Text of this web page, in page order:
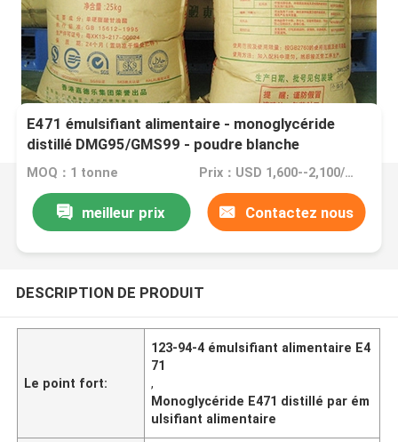
E471 émulsifiant alimentaire - monoglycéride
distillé DMG95/GMS99 - poudre blanche
MOQ：1 tonne Prix：USD 1,600--2,100/ton FOB Port Guangzhou/Shenzhen
meilleur prix Contactez nous
DESCRIPTION DE PRODUIT
Le point fort:
123-94-4 émulsifiant alimentaire E4
71
,
Monoglycéride E471 distillé par ém
ulsifiant alimentaire